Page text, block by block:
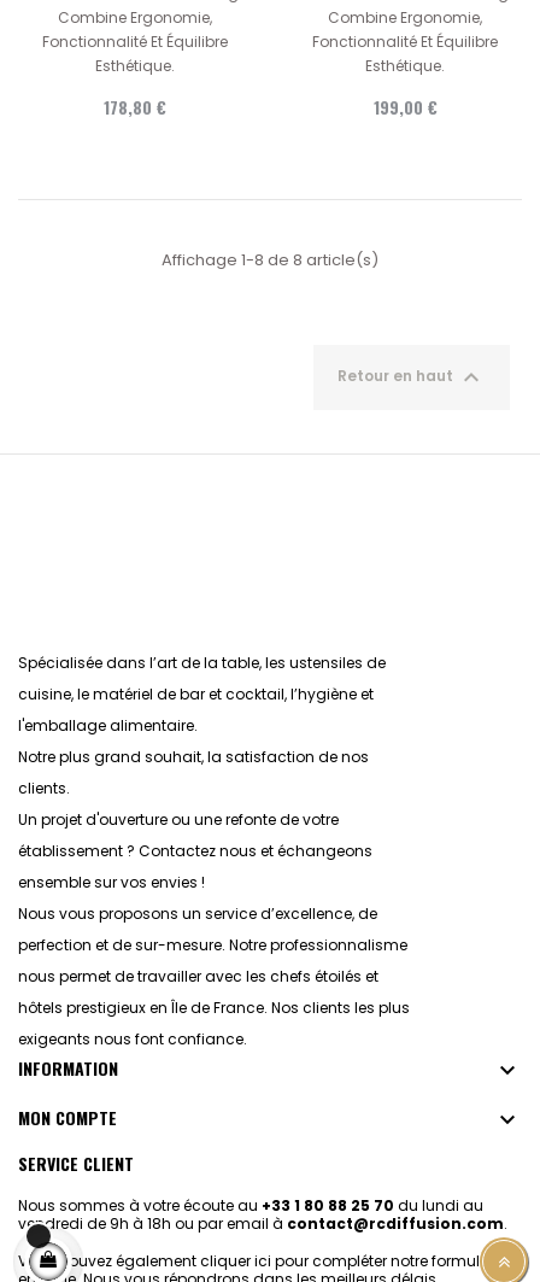
Combine Ergonomie,
Fonctionnalité Et Équilibre
Esthétique.
178,80 €
Combine Ergonomie,
Fonctionnalité Et Équilibre
Esthétique.
199,00 €
Affichage 1-8 de 8 article(s)
Retour en haut 
Spécialisée dans l’art de la table, les ustensiles de
cuisine, le matériel de bar et cocktail, l’hygiène et
l'emballage alimentaire.
Notre plus grand souhait, la satisfaction de nos
clients.
Un projet d'ouverture ou une refonte de votre
établissement ? Contactez nous et échangeons
ensemble sur vos envies !
Nous vous proposons un service d’excellence, de
perfection et de sur-mesure. Notre professionnalisme
nous permet de travailler avec les chefs étoilés et
hôtels prestigieux en Île de France. Nos clients les plus
exigeants nous font confiance.
INFORMATION 
MON COMPTE 
SERVICE CLIENT
Nous sommes à votre écoute au +33 1 80 88 25 70 du lundi au
vendredi de 9h à 18h ou par email à contact@rcdiffusion.com.
Vous pouvez égalementcliquer ici pour compléter notre formulaire